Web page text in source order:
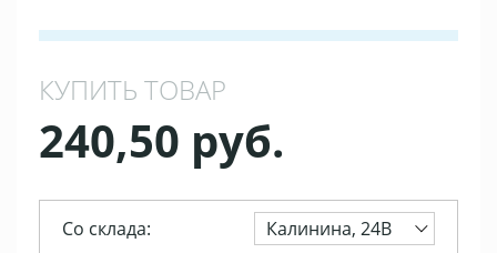
КУПИТЬ ТОВАР
240,50 руб.
Со склада:
Калинина, 24В